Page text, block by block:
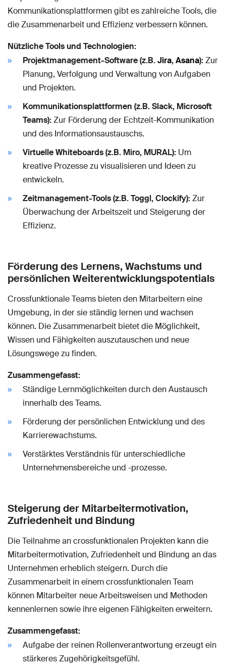
Kommunikationsplattformen gibt es zahlreiche Tools, die
die Zusammenarbeit und Effizienz verbessern können.
Nützliche Tools und Technologien:
Projektmanagement-Software (z.B.Jira,Asana):Zur
Planung, Verfolgung und Verwaltung von Aufgaben
und Projekten.
Kommunikationsplattformen (z.B. Slack, Microsoft
Teams):Zur Förderung der Echtzeit-Kommunikation
und des Informationsaustauschs.
Virtuelle Whiteboards (z.B. Miro, MURAL): Um
kreative Prozesse zu visualisieren und Ideen zu
entwickeln.
Zeitmanagement-Tools (z.B. Toggl, Clockify):Zur
Überwachung der Arbeitszeit und Steigerung der
Effizienz.
Förderung des Lernens, Wachstums und
persönlichen Weiterentwicklungspotentials
Crossfunktionale Teams bieten den Mitarbeitern eine
Umgebung, in der sie ständig lernen und wachsen
können. Die Zusammenarbeit bietet die Möglichkeit,
Wissen und Fähigkeiten auszutauschen und neue
Lösungswege zu finden.
Zusammengefasst:
Ständige Lernmöglichkeiten durch den Austausch
innerhalb des Teams.
Förderung der persönlichen Entwicklung und des
Karrierewachstums.
Verstärktes Verständnis für unterschiedliche
Unternehmensbereiche und -prozesse.
Steigerung der Mitarbeitermotivation,
Zufriedenheit und Bindung
Die Teilnahme an crossfunktionalen Projekten kann die
Mitarbeitermotivation, Zufriedenheit und Bindung an das
Unternehmen erheblich steigern. Durch die
Zusammenarbeit in einem crossfunktionalen Team
können Mitarbeiter neue Arbeitsweisen und Methoden
kennenlernen sowie ihre eigenen Fähigkeiten erweitern.
Zusammengefasst:
Aufgabe der reinen Rollenverantwortung erzeugt ein
stärkeres Zugehörigkeitsgefühl.